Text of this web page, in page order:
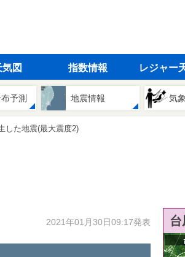
気図 指数情報 レジャー
予測 地震情報 気
した地震(最大震度2)
2021年01月30日09:17発表